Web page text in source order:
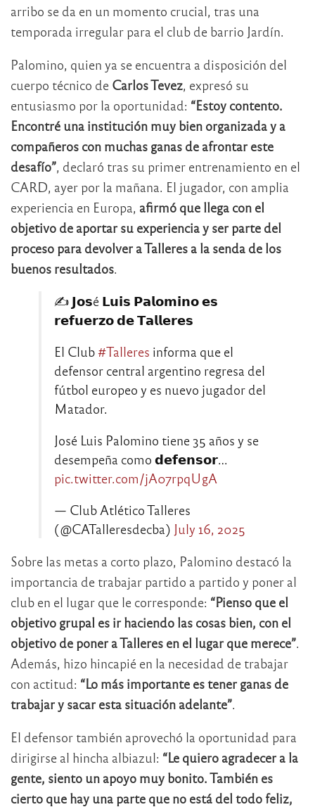
arribo se da en un momento crucial, tras una
temporada irregular para el club de barrio Jardín.
Palomino, quien ya se encuentra a disposición del
cuerpo técnico de Carlos Tevez , expresó su
entusiasmo por la oportunidad: “Estoy contento.
Encontré una institución muy bien organizada y a
compañeros con muchas ganas de afrontar este
desafío” , declaró tras su primer entrenamiento en el
CARD, ayer por la mañana. El jugador, con amplia
experiencia en Europa, afirmó que llega con el
objetivo de aportar su experiencia y ser parte del
proceso para devolver a Talleres a la senda de los
buenos resultados
✍️ 𝗝𝗼𝘀é 𝗟𝘂𝗶𝘀 𝗣𝗮𝗹𝗼𝗺𝗶𝗻𝗼 𝗲𝘀
𝗿𝗲𝗳𝘂𝗲𝗿𝘇𝗼 𝗱𝗲 𝗧𝗮𝗹𝗹𝗲𝗿𝗲𝘀
El Club#Talleres informa que el
defensor central argentino regresa del
fútbol europeo y es nuevo jugador del
Matador.
José Luis Palomino tiene 35 años y se
desempeña como 𝗱𝗲𝗳𝗲𝗻𝘀𝗼𝗿…
pic.twitter.com/jA07rpqUgA
— Club Atlético Talleres
(@CATalleresdecba) July 16, 2025
Sobre las metas a corto plazo, Palomino destacó la
importancia de trabajar partido a partido y poner al
club en el lugar que le corresponde: “Pienso que el
objetivo grupal es ir haciendo las cosas bien, con el
objetivo de poner a Talleres en el lugar que merece”
Además, hizo hincapié en la necesidad de trabajar
con actitud: “Lo más importante es tener ganas de
trabajar y sacar esta situación adelante”
El defensor también aprovechó la oportunidad para
dirigirse al hincha albiazul: “Le quiero agradecer a la
gente, siento un apoyo muy bonito. También es
cierto que hay una parte que no está del todo feliz,